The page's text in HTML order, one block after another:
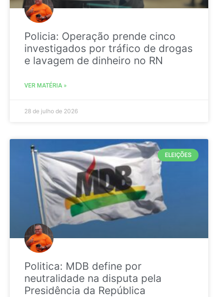
Policia: Operação prende cinco
investigados por tráfico de drogas
e lavagem de dinheiro no RN
VER MATÉRIA »
28 de julho de 2026
ELEIÇÕES
Politica: MDB define por
neutralidade na disputa pela
Presidência da República